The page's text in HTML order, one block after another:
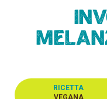
RICETTA
VEGANA